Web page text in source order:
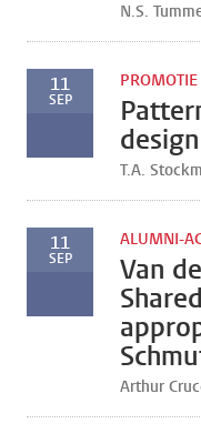
N.S.
11
SEP
PROMOTIE
T.A.
11
SEP
ALUMNI-
Van
Arthur